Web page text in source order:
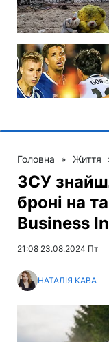
Головна » Життя
ЗСУ
броні на
Business
21:08 23.08.2024 Пт
НАТАЛІЯ КАВА